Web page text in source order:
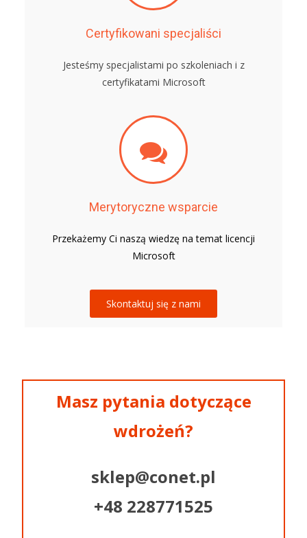
Certyfikowani specjaliści
Jesteśmy specjalistami po szkoleniach i z
certyfikatami Microsoft
Merytoryczne wsparcie
Przekażemy Ci naszą wiedzę na temat licencji
Microsoft
Skontaktuj się z nami
Masz pytania dotyczące
wdrożeń?
sklep@conet.pl
+48 228771525